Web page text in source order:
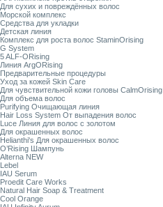
Для сухих и повреждённых волос
Морской комплекс
Средства для укладки
Детская линия
Комплекс для роста волос StaminOrising
G System
5 ALF-ORising
Линия ArgORising
Предварительные процедуры
Уход за кожей Skin Care
Для чувствительной кожи головы CalmOrising
Для объема волос
Purifying Очищающая линия
Hair Loss System От выпадения волос
Luce Линия для волос с золотом
Для окрашенных волос
Helianthi's Для окрашенных волос
O’Rising Шампунь
Alterna NEW
Lebel
IAU Serum
Proedit Care Works
Natural Hair Soap & Treatment
Cool Orange